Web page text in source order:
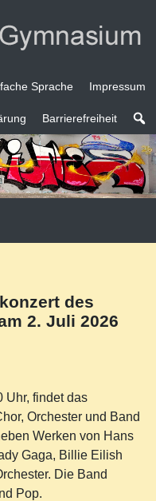
Sprache Impressum
Barrierefreiheit
des
2. Juli 2026
Uhr, findet das
Orchester und Band
Werken von Hans
Gaga, Billie Eilish
Die Band
Pop.